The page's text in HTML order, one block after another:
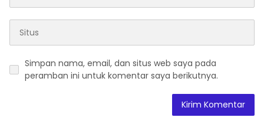
Simpan nama, email, dan situs web saya pada
peramban ini untuk komentar saya berikutnya.